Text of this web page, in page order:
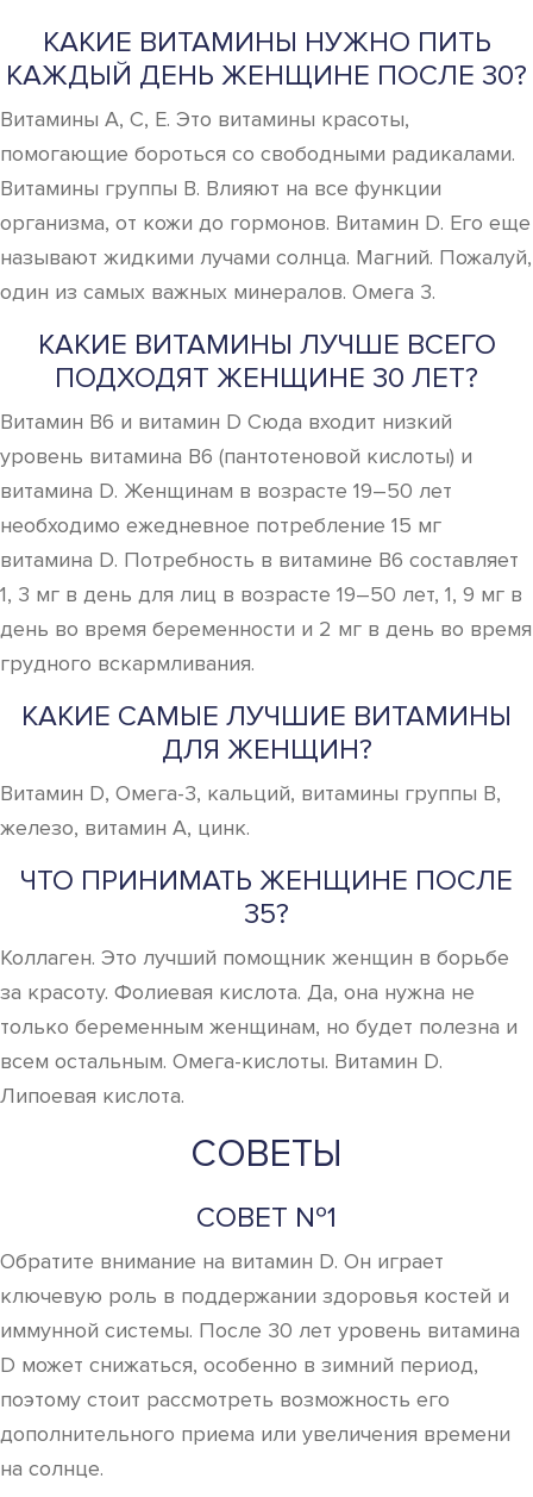
КАКИЕ ВИТАМИНЫ НУЖНО ПИТЬ
КАЖДЫЙ ДЕНЬ ЖЕНЩИНЕ ПОСЛЕ 30?
Витамины А, С, Е. Это витамины красоты,
помогающие бороться со свободными радикалами.
Витамины группы В. Влияют на все функции
организма, от кожи до гормонов. Витамин D. Его еще
называют жидкими лучами солнца. Магний. Пожалуй,
один из самых важных минералов. Омега 3.
КАКИЕ ВИТАМИНЫ ЛУЧШЕ ВСЕГО
ПОДХОДЯТ ЖЕНЩИНЕ 30 ЛЕТ?
Витамин B6 и витамин D Сюда входит низкий
уровень витамина B6 (пантотеновой кислоты) и
витамина D. Женщинам в возрасте 19–50 лет
необходимо ежедневное потребление 15 мг
витамина D. Потребность в витамине B6 составляет
1, 3 мг в день для лиц в возрасте 19–50 лет, 1, 9 мг в
день во время беременности и 2 мг в день во время
грудного вскармливания.
КАКИЕ САМЫЕ ЛУЧШИЕ ВИТАМИНЫ
ДЛЯ ЖЕНЩИН?
Витамин D, Омега-3, кальций, витамины группы В,
железо, витамин А, цинк.
ЧТО ПРИНИМАТЬ ЖЕНЩИНЕ ПОСЛЕ
35?
Коллаген. Это лучший помощник женщин в борьбе
за красоту. Фолиевая кислота. Да, она нужна не
только беременным женщинам, но будет полезна и
всем остальным. Омега-кислоты. Витамин D.
Липоевая кислота.
СОВЕТЫ
СОВЕТ №1
Обратите внимание на витамин D. Он играет
ключевую роль в поддержании здоровья костей и
иммунной системы. После 30 лет уровень витамина
D может снижаться, особенно в зимний период,
поэтому стоит рассмотреть возможность его
дополнительного приема или увеличения времени
на солнце.